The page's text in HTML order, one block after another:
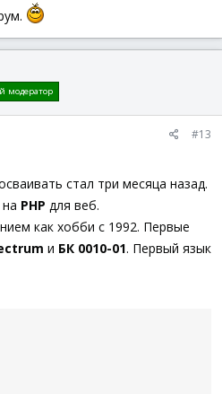
модератор
#13
стал три месяца назад.
PHP для веб.
как хобби с 1992. Первые
и БК 0010-01. Первый язык